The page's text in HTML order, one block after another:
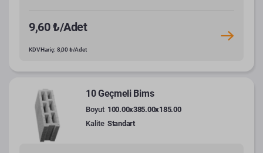
9,60 ₺/Adet
KDV Hariç: 8,00 ₺/Adet
10 Geçmeli Bims
Boyut 100.00x385.00x185.00
Kalite Standart